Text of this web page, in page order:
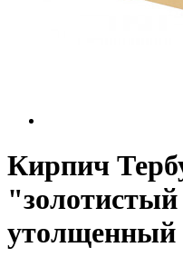
Кирпич
утолщенный